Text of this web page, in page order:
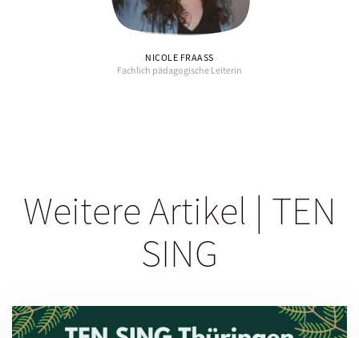
NICOLE FRAASS
Fachlich pädagogische Leiterin
Weitere Artikel | TEN
SING